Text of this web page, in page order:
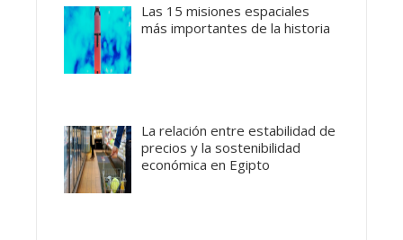
Las 15 misiones espaciales
más importantes de la historia
La relación entre estabilidad de
precios y la sostenibilidad
económica en Egipto